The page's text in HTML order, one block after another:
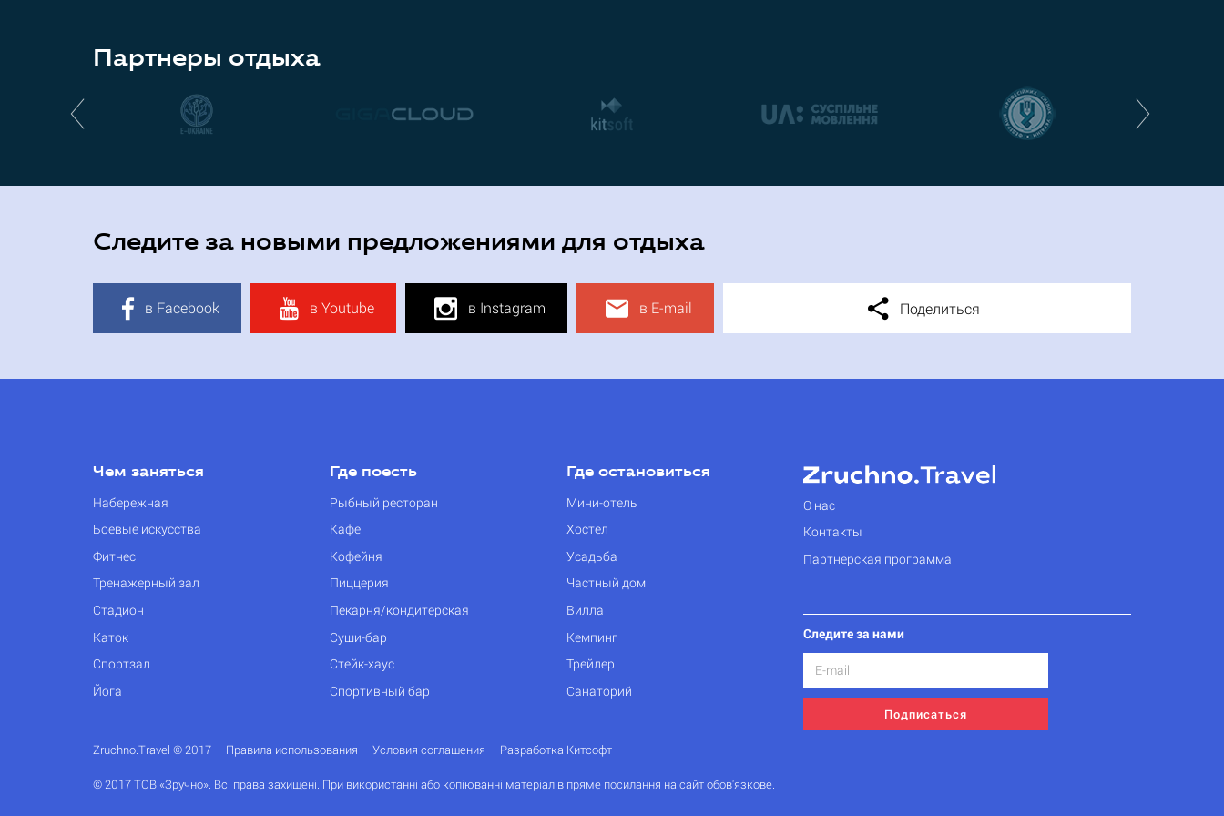
Партнеры отдыха
Следите за новыми предложениями для отдыха
в Facebook в Youtube в Instagram в E-mail Поделиться
Чем заняться
Набережная
Боевые искусства
Фитнес
Тренажерный зал
Стадион
Каток
Спортзал
Йога
Где поесть
Рыбный ресторан
Кафе
Кофейня
Пиццерия
Пекарня/кондитерская
Суши-бар
Стейк-хаус
Спортивный бар
Где остановиться
Мини-отель
Хостел
Усадьба
Частный дом
Вилла
Кемпинг
Трейлер
Санаторий
О нас
Контакты
Партнерская программа
Следите за нами
Подписаться
Zruchno.Travel © 2017 Правила использования Условия соглашения Разработка Китсофт
© 2017 ТОВ «Зручно». Всі права захищені. При використанні або копіюванні матеріалів пряме посилання на сайт обов'язкове.